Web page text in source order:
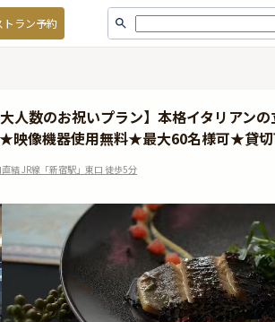
トラン予約
人数のお祝いプラン】本格イタリアン
映像機器使用無料★最大60名様可★貸
結 JR線「新宿駅」東口 徒歩5分